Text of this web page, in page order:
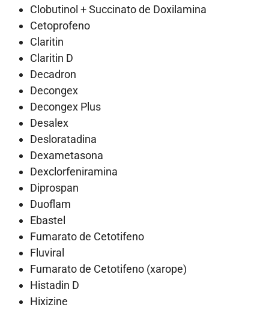
Clobutinol + Succinato de Doxilamina
Cetoprofeno
Claritin
Claritin D
Decadron
Decongex
Decongex Plus
Desalex
Desloratadina
Dexametasona
Dexclorfeniramina
Diprospan
Duoflam
Ebastel
Fumarato de Cetotifeno
Fluviral
Fumarato de Cetotifeno (xarope)
Histadin D
Hixizine